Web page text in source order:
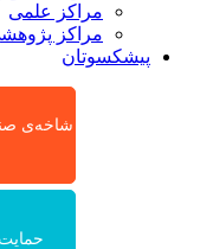
مراکز علمی
مراکز پژوهشی
پیشکسوتان
شاخه‌ی
حمایت